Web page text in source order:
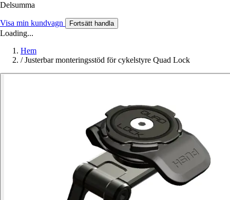
Delsumma
Visa min kundvagn Fortsätt handla
Loading...
Hem
/ Justerbar monteringsstöd för cykelstyre Quad Lock